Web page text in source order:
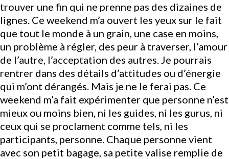
trouver une fin qui ne prenne pas des dizaines de
lignes. Ce weekend m’a ouvert les yeux sur le fait
que tout le monde à un grain, une case en moins,
un problème à régler, des peur à traverser, l’amour
de l’autre, l’acceptation des autres. Je pourrais
rentrer dans des détails d’attitudes ou d’énergie
qui m’ont dérangés. Mais je ne le ferai pas. Ce
weekend m’a fait expérimenter que personne n’est
mieux ou moins bien, ni les guides, ni les gurus, ni
ceux qui se proclament comme tels, ni les
participants, personne. Chaque personne vient
avec son petit bagage, sa petite valise remplie de